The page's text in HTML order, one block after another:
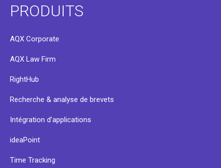
PRODUITS
AQX Corporate
AQX Law Firm
RightHub
Recherche & analyse de brevets
Intégration d’applications
ideaPoint
Time Tracking